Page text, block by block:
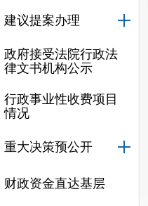
建议提案办理
政府接受法院行政法
律文书机构公示
行政事业性收费项目
情况
重大决策预公开
财政资金直达基层